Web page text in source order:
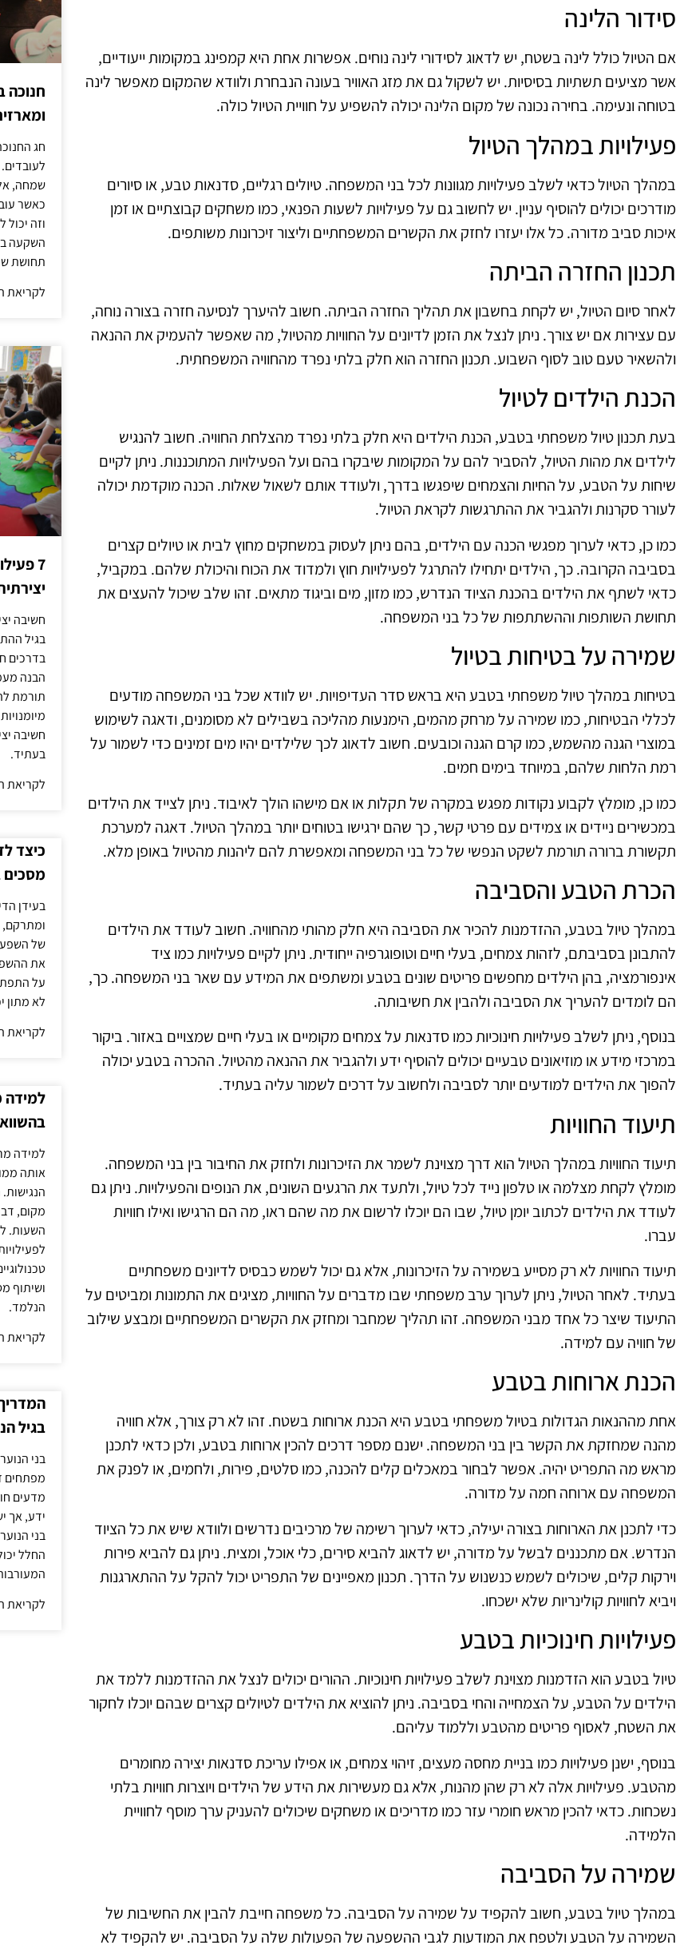
סידור הלינה
אם הטיול כולל לינה בשטח, יש לדאוג לסידורי לינה נוחים. אפשרות אחת היא קמפינג במקומות ייעודיים,
אשר מציעים תשתיות בסיסיות. יש לשקול גם את מזג האוויר בעונה הנבחרת ולוודא שהמקום מאפשר לינה
בטוחה ונעימה. בחירה נכונה של מקום הלינה יכולה להשפיע על חוויית הטיול כולה.
פעילויות במהלך הטיול
במהלך הטיול כדאי לשלב פעילויות מגוונות לכל בני המשפחה. טיולים רגליים, סדנאות טבע, או סיורים
מודרכים יכולים להוסיף עניין. יש לחשוב גם על פעילויות לשעות הפנאי, כמו משחקים קבוצתיים או זמן
איכות סביב מדורה. כל אלו יעזרו לחזק את הקשרים המשפחתיים וליצור זיכרונות משותפים.
תכנון החזרה הביתה
לאחר סיום הטיול, יש לקחת בחשבון את תהליך החזרה הביתה. חשוב להיערך לנסיעה חזרה בצורה נוחה,
עם עצירות אם יש צורך. ניתן לנצל את הזמן לדיונים על החוויות מהטיול, מה שאפשר להעמיק את ההנאה
ולהשאיר טעם טוב לסוף השבוע. תכנון החזרה הוא חלק בלתי נפרד מהחוויה המשפחתית.
הכנת הילדים לטיול
בעת תכנון טיול משפחתי בטבע, הכנת הילדים היא חלק בלתי נפרד מהצלחת החוויה. חשוב להנגיש
לילדים את מהות הטיול, להסביר להם על המקומות שיבקרו בהם ועל הפעילויות המתוכננות. ניתן לקיים
שיחות על הטבע, על החיות והצמחים שיפגשו בדרך, ולעודד אותם לשאול שאלות. הכנה מוקדמת יכולה
לעורר סקרנות ולהגביר את ההתרגשות לקראת הטיול.
כמו כן, כדאי לערוך מפגשי הכנה עם הילדים, בהם ניתן לעסוק במשחקים מחוץ לבית או טיולים קצרים
בסביבה הקרובה. כך, הילדים יתחילו להתרגל לפעילויות חוץ ולמדוד את הכוח והיכולת שלהם. במקביל,
כדאי לשתף את הילדים בהכנת הציוד הנדרש, כמו מזון, מים וביגוד מתאים. זהו שלב שיכול להעצים את
תחושת השותפות וההשתתפות של כל בני המשפחה.
שמירה על בטיחות בטיול
בטיחות במהלך טיול משפחתי בטבע היא בראש סדר העדיפויות. יש לוודא שכל בני המשפחה מודעים
לכללי הבטיחות, כמו שמירה על מרחק מהמים, הימנעות מהליכה בשבילים לא מסומנים, ודאגה לשימוש
במוצרי הגנה מהשמש, כמו קרם הגנה וכובעים. חשוב לדאוג לכך שלילדים יהיו מים זמינים כדי לשמור על
רמת הלחות שלהם, במיוחד בימים חמים.
כמו כן, מומלץ לקבוע נקודות מפגש במקרה של תקלות או אם מישהו הולך לאיבוד. ניתן לצייד את הילדים
במכשירים ניידים או צמידים עם פרטי קשר, כך שהם ירגישו בטוחים יותר במהלך הטיול. דאגה למערכת
תקשורת ברורה תורמת לשקט הנפשי של כל בני המשפחה ומאפשרת להם ליהנות מהטיול באופן מלא.
הכרת הטבע והסביבה
במהלך טיול בטבע, ההזדמנות להכיר את הסביבה היא חלק מהותי מהחוויה. חשוב לעודד את הילדים
להתבונן בסביבתם, לזהות צמחים, בעלי חיים וטופוגרפיה ייחודית. ניתן לקיים פעילויות כמו ציד
אינפורמציה, בהן הילדים מחפשים פריטים שונים בטבע ומשתפים את המידע עם שאר בני המשפחה. כך,
הם לומדים להעריך את הסביבה ולהבין את חשיבותה.
בנוסף, ניתן לשלב פעילויות חינוכיות כמו סדנאות על צמחים מקומיים או בעלי חיים שמצויים באזור. ביקור
במרכזי מידע או מוזיאונים טבעיים יכולים להוסיף ידע ולהגביר את ההנאה מהטיול. ההכרה בטבע יכולה
להפוך את הילדים למודעים יותר לסביבה ולחשוב על דרכים לשמור עליה בעתיד.
תיעוד החוויות
תיעוד החוויות במהלך הטיול הוא דרך מצוינת לשמר את הזיכרונות ולחזק את החיבור בין בני המשפחה.
מומלץ לקחת מצלמה או טלפון נייד לכל טיול, ולתעד את הרגעים השונים, את הנופים והפעילויות. ניתן גם
לעודד את הילדים לכתוב יומן טיול, שבו הם יוכלו לרשום את מה שהם ראו, מה הם הרגישו ואילו חוויות
עברו.
תיעוד החוויות לא רק מסייע בשמירה על הזיכרונות, אלא גם יכול לשמש כבסיס לדיונים משפחתיים
בעתיד. לאחר הטיול, ניתן לערוך ערב משפחתי שבו מדברים על החוויות, מציגים את התמונות ומביטים על
התיעוד שיצר כל אחד מבני המשפחה. זהו תהליך שמחבר ומחזק את הקשרים המשפחתיים ומבצע שילוב
של חוויה עם למידה.
הכנת ארוחות בטבע
אחת מההנאות הגדולות בטיול משפחתי בטבע היא הכנת ארוחות בשטח. זהו לא רק צורך, אלא חוויה
מהנה שמחזקת את הקשר בין בני המשפחה. ישנם מספר דרכים להכין ארוחות בטבע, ולכן כדאי לתכנן
מראש מה התפריט יהיה. אפשר לבחור במאכלים קלים להכנה, כמו סלטים, פירות, ולחמים, או לפנק את
המשפחה עם ארוחה חמה על מדורה.
כדי לתכנן את הארוחות בצורה יעילה, כדאי לערוך רשימה של מרכיבים נדרשים ולוודא שיש את כל הציוד
הנדרש. אם מתכננים לבשל על מדורה, יש לדאוג להביא סירים, כלי אוכל, ומצית. ניתן גם להביא פירות
וירקות קלים, שיכולים לשמש כנשנוש על הדרך. תכנון מאפיינים של התפריט יכול להקל על ההתארגנות
ויביא לחוויות קולינריות שלא ישכחו.
פעילויות חינוכיות בטבע
טיול בטבע הוא הזדמנות מצוינת לשלב פעילויות חינוכיות. ההורים יכולים לנצל את ההזדמנות ללמד את
הילדים על הטבע, על הצמחייה והחי בסביבה. ניתן להוציא את הילדים לטיולים קצרים שבהם יוכלו לחקור
את השטח, לאסוף פריטים מהטבע וללמוד עליהם.
בנוסף, ישנן פעילויות כמו בניית מחסה מעצים, זיהוי צמחים, או אפילו עריכת סדנאות יצירה מחומרים
מהטבע. פעילויות אלה לא רק שהן מהנות, אלא גם מעשירות את הידע של הילדים ויוצרות חוויות בלתי
נשכחות. כדאי להכין מראש חומרי עזר כמו מדריכים או משחקים שיכולים להעניק ערך מוסף לחוויית
הלמידה.
שמירה על הסביבה
במהלך טיול בטבע, חשוב להקפיד על שמירה על הסביבה. כל משפחה חייבת להבין את החשיבות של
השמירה על הטבע ולטפח את המודעות לגבי ההשפעה של הפעולות שלה על הסביבה. יש להקפיד לא
חנוכה
חג
שמחה,
כאשר
וזה
השקעה
תחושת
לקריאת
7
חשיבה
בגיל
בדרכים
הבנה
תורמת
חשיבה
בעתיד.
לקריאת
כיצד
מסכים
בעידן
ומתרקם,
של
את
על
לא מתון
לקריאת
למידה
למידה
אותה
מקום,
השעות.
ושיתוף
הנלמד.
לקריאת
בגיל
בני
מפתחים
מדעים
ידע, אך
בני
החלל
לקריאת